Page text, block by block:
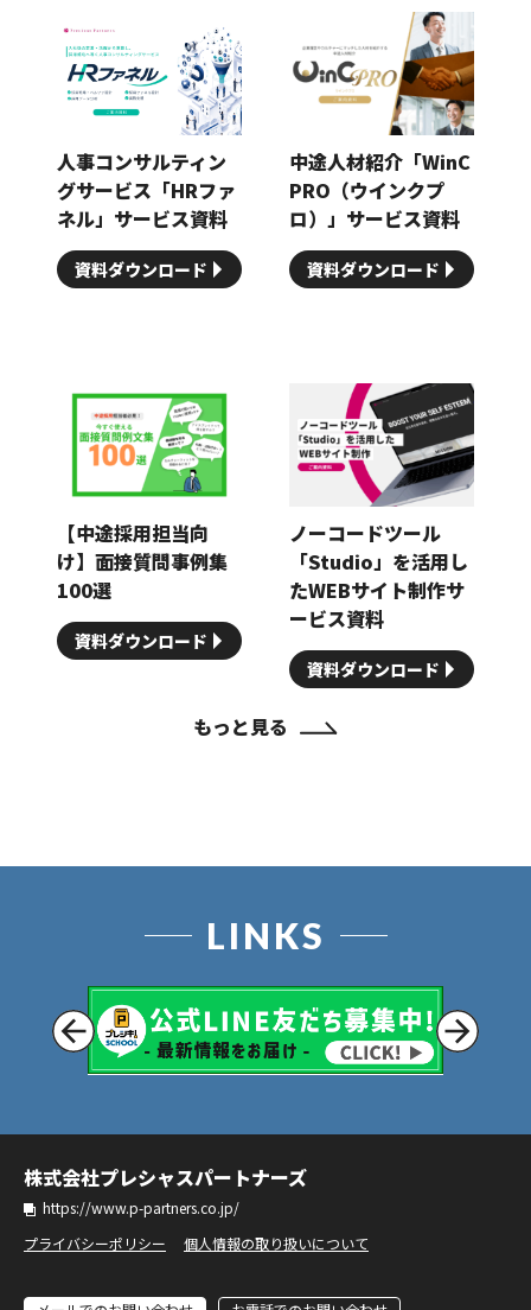
人事コンサルティン
グサービス「HRファ
ネル」サービス資料
資料ダウンロード
中途人材紹介「WinC
PRO（ウインクプ
ロ）」サービス資料
資料ダウンロード
【中途採用担当向
け】面接質問事例集
100選
資料ダウンロード
ノーコードツール
「Studio」を活用し
たWEBサイト制作サ
ービス資料
資料ダウンロード
もっと見る
LINKS
株式会社プレシャスパートナーズ
https://www.p-partners.co.jp/
プライバシーポリシー
個人情報の取り扱いについて